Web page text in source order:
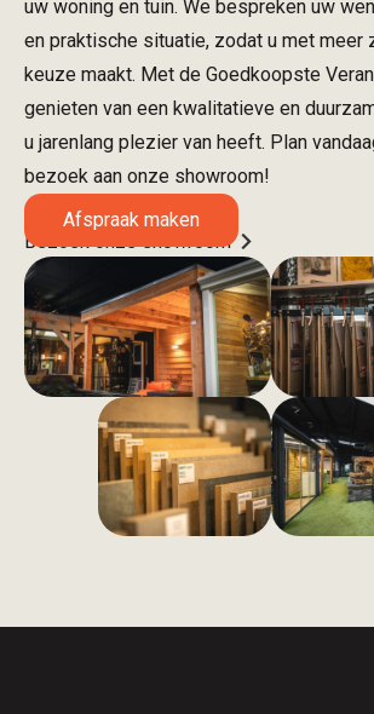
uw woning en tuin. We bespreken uw
en praktische situatie, zodat u met meer
keuze maakt. Met de Goedkoopste
genieten van een kwalitatieve en
u jarenlang plezier van heeft. Plan
bezoek aan onze showroom!
Afspraak maken
Bezoek onze showroom